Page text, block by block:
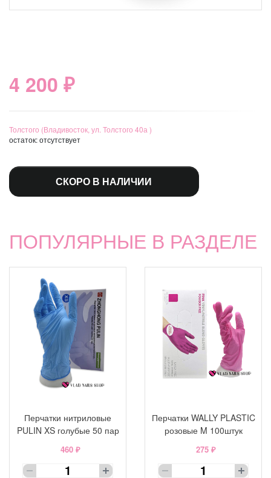
4 200 ₽
Толстого (Владивосток, ул. Толстого 40а )
остаток:отсутствует
СКОРО В НАЛИЧИИ
ПОПУЛЯРНЫЕ В РАЗДЕЛЕ
Перчатки нитриловые
PULIN XS голубые 50 пар
460 ₽
Перчатки WALLY PLASTIC
розовые M 100штук
275 ₽